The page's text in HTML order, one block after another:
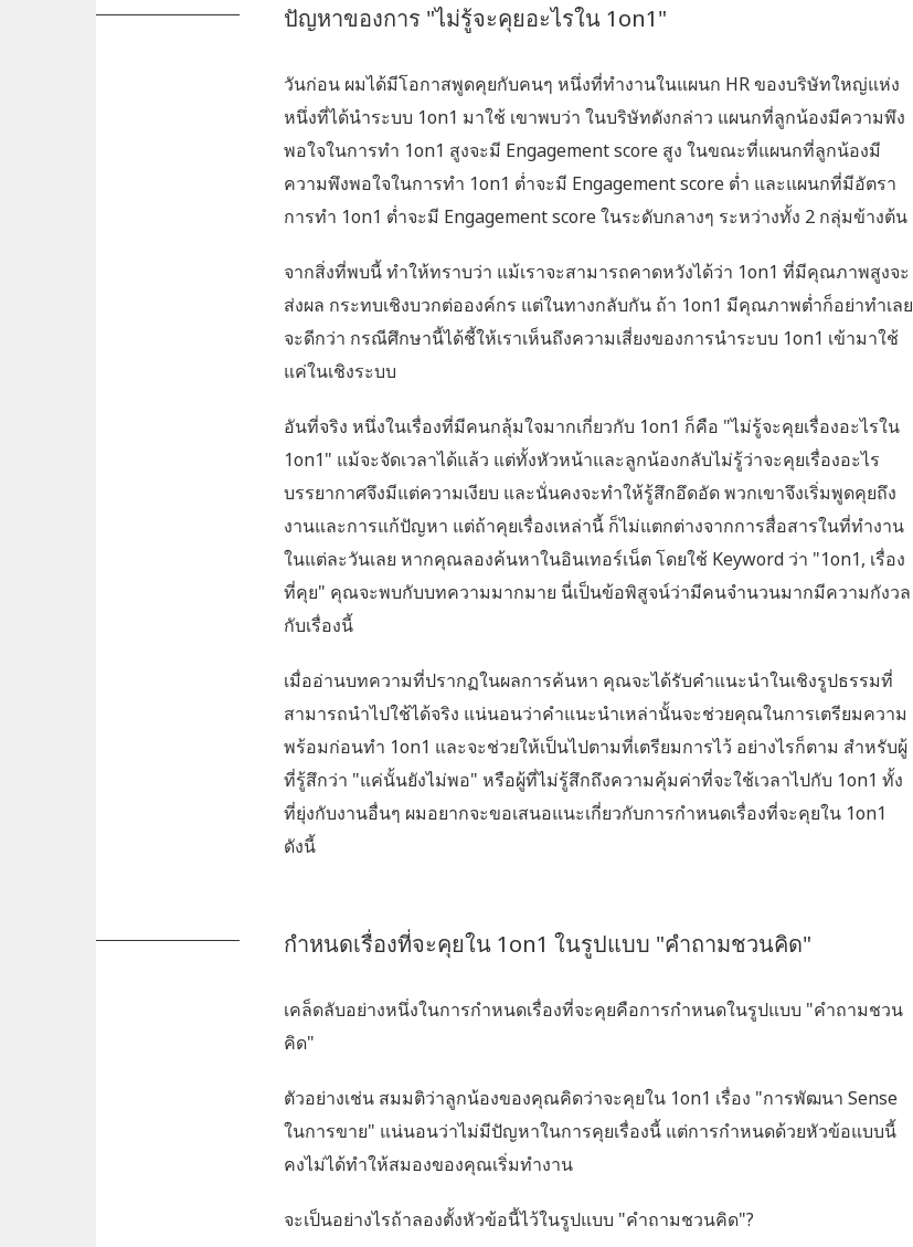
ปัญหาของการ "ไม่รู้จะคุยอะไรใน 1on1"
วันก่อน ผมได้มีโอกาสพูดคุยกับคนๆ หนึ่งที่ทำงานในแผนก HR ของบริษัทใหญ่แห่ง
หนึ่งที่ได้นำระบบ 1on1 มาใช้ เขาพบว่า ในบริษัทดังกล่าว แผนกที่ลูกน้องมีความพึง
พอใจในการทำ 1on1 สูงจะมี Engagement score สูง ในขณะที่แผนกที่ลูกน้องมี
ความพึงพอใจในการทำ 1on1 ต่ำจะมี Engagement score ต่ำ และแผนกที่มีอัตรา
การทำ 1on1 ต่ำจะมี Engagement score ในระดับกลางๆ ระหว่างทั้ง 2 กลุ่มข้างต้น
จากสิ่งที่พบนี้ ทำให้ทราบว่า แม้เราจะสามารถคาดหวังได้ว่า 1on1 ที่มีคุณภาพสูงจะ
ส่งผล กระทบเชิงบวกต่อองค์กร แต่ในทางกลับกัน ถ้า 1on1 มีคุณภาพต่ำก็อย่าทำเลย
จะดีกว่า กรณีศึกษานี้ได้ชี้ให้เราเห็นถึงความเสี่ยงของการนำระบบ 1on1 เข้ามาใช้
แค่ในเชิงระบบ
อันที่จริง หนึ่งในเรื่องที่มีคนกลุ้มใจมากเกี่ยวกับ 1on1 ก็คือ "ไม่รู้จะคุยเรื่องอะไรใน
1on1" แม้จะจัดเวลาได้แล้ว แต่ทั้งหัวหน้าและลูกน้องกลับไม่รู้ว่าจะคุยเรื่องอะไร
บรรยากาศจึงมีแต่ความเงียบ และนั่นคงจะทำให้รู้สึกอึดอัด พวกเขาจึงเริ่มพูดคุยถึง
งานและการแก้ปัญหา แต่ถ้าคุยเรื่องเหล่านี้ ก็ไม่แตกต่างจากการสื่อสารในที่ทำงาน
ในแต่ละวันเลย หากคุณลองค้นหาในอินเทอร์เน็ต โดยใช้ Keyword ว่า "1on1, เรื่อง
ที่คุย" คุณจะพบกับบทความมากมาย นี่เป็นข้อพิสูจน์ว่ามีคนจำนวนมากมีความกังวล
กับเรื่องนี้
เมื่ออ่านบทความที่ปรากฏในผลการค้นหา คุณจะได้รับคำแนะนำในเชิงรูปธรรมที่
สามารถนำไปใช้ได้จริง แน่นอนว่าคำแนะนำเหล่านั้นจะช่วยคุณในการเตรียมความ
พร้อมก่อนทำ 1on1 และจะช่วยให้เป็นไปตามที่เตรียมการไว้ อย่างไรก็ตาม สำหรับผู้
ที่รู้สึกว่า "แค่นั้นยังไม่พอ" หรือผู้ที่ไม่รู้สึกถึงความคุ้มค่าที่จะใช้เวลาไปกับ 1on1 ทั้ง
ที่ยุ่งกับงานอื่นๆ ผมอยากจะขอเสนอแนะเกี่ยวกับการกำหนดเรื่องที่จะคุยใน 1on1
ดังนี้
กำหนดเรื่องที่จะคุยใน 1on1 ในรูปแบบ "คำถามชวนคิด"
เคล็ดลับอย่างหนึ่งในการกำหนดเรื่องที่จะคุยคือการกำหนดในรูปแบบ "คำถามชวน
คิด"
ตัวอย่างเช่น สมมติว่าลูกน้องของคุณคิดว่าจะคุยใน 1on1 เรื่อง "การพัฒนา Sense
ในการขาย" แน่นอนว่าไม่มีปัญหาในการคุยเรื่องนี้ แต่การกำหนดด้วยหัวข้อแบบนี้
คงไม่ได้ทำให้สมองของคุณเริ่มทำงาน
จะเป็นอย่างไรถ้าลองตั้งหัวข้อนี้ไว้ในรูปแบบ "คำถามชวนคิด"?